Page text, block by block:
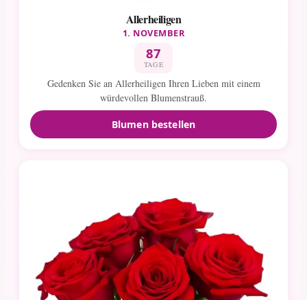
Allerheiligen
1. NOVEMBER
87
TAGE
Gedenken Sie an Allerheiligen Ihren Lieben mit einem
würdevollen Blumenstrauß.
Blumen bestellen